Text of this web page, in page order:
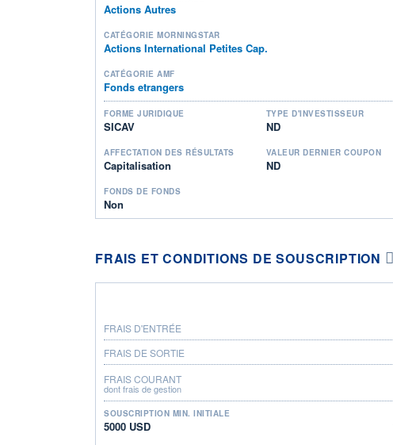
Actions Autres
CATÉGORIE MORNINGSTAR
Actions International Petites Cap.
CATÉGORIE AMF
Fonds etrangers
FORME JURIDIQUE
SICAV
TYPE D'INVESTISSEUR
ND
AFFECTATION DES RÉSULTATS
Capitalisation
VALEUR DERNIER COUPON
ND
FONDS DE FONDS
Non
FRAIS ET CONDITIONS DE SOUSCRIPTION
FRAIS D'ENTRÉE
FRAIS DE SORTIE
FRAIS COURANT
dont frais de gestion
SOUSCRIPTION MIN. INITIALE
5000 USD